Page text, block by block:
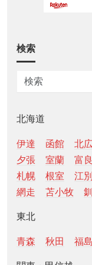
検索
北海道
伊達 函館 北
夕張
室蘭 富
札幌
根室 江別
網走
苫小牧
東北
青森 秋田 福島